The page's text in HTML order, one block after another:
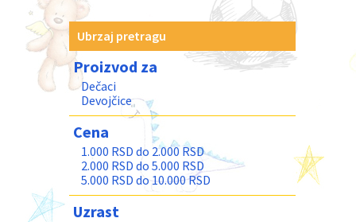
Ubrzaj pretragu
Proizvod za
Dečaci
Devojčice
Cena
1.000 RSD do 2.000 RSD
2.000 RSD do 5.000 RSD
5.000 RSD do 10.000 RSD
Uzrast